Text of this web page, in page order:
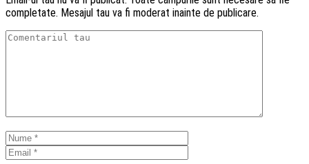
completate. Mesajul tau va fi moderat inainte de publicare.